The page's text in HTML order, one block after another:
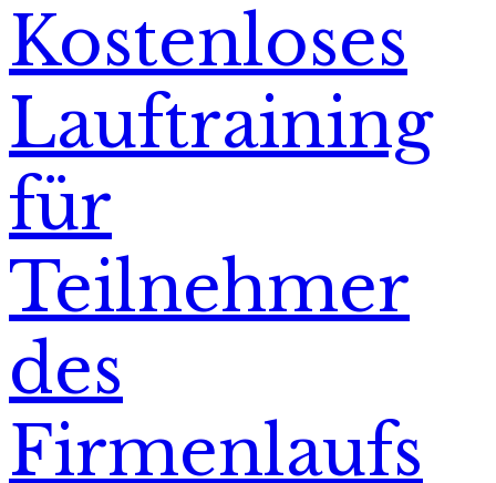
Kostenloses
Lauftraining
für
Teilnehmer
des
Firmenlaufs